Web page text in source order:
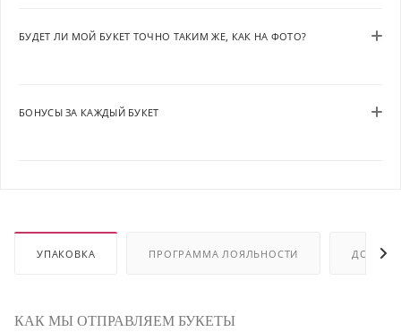
БУДЕТ ЛИ МОЙ БУКЕТ ТОЧНО ТАКИМ ЖЕ, КАК НА ФОТО?
БОНУСЫ ЗА КАЖДЫЙ БУКЕТ
УПАКОВКА ПРОГРАММА ЛОЯЛЬНОСТИ
КАК МЫ ОТПРАВЛЯЕМ БУКЕТЫ